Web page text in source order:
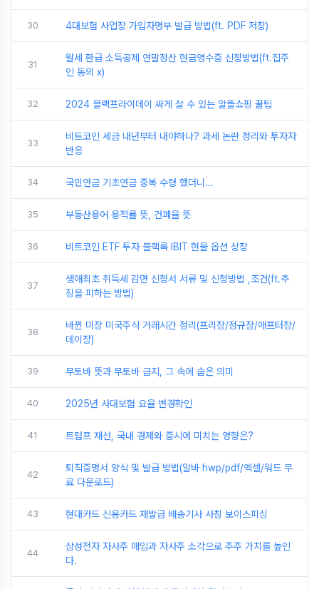
30 4대보험 사업장 가입자명부 발급 방법(ft. PDF 저장)
31
월세 환급 소득공제 연말정산 현금영수증 신청방법(ft.집주
인 동의 x)
32 2024 블랙프라이데이 싸게 살 수 있는 알뜰쇼핑 꿀팁
33
비트코인 세금 내년부터 내야하나? 과세 논란 정리와 투자자
반응
34 국민연금 기초연금 중복 수령 했더니...
35 부동산용어 용적률 뜻, 건폐율 뜻
36 비트코인 ETF 투자 블랙록 IBIT 현물 옵션 상장
37
생애최초 취득세 감면 신청서 서류 및 신청방법 ,조건(ft.추
징을 피하는 방법)
38
바뀐 미장 미국주식 거래시간 정리(프리장/정규장/애프터장/
데이장)
39 무토바 뜻과 무토바 금지, 그 속에 숨은 의미
40 2025년 사대보험 요율 변경확인
41 트럼프 재선, 국내 경제와 증시에 미치는 영향은?
42
퇴직증명서 양식 및 발급 방법(알바 hwp/pdf/엑셀/워드 무
료 다운로드)
43 현대카드 신용카드 재발급 배송기사 사칭 보이스피싱
44
삼성전자 자사주 매입과 자사주 소각으로 주주 가치를 높인
다.